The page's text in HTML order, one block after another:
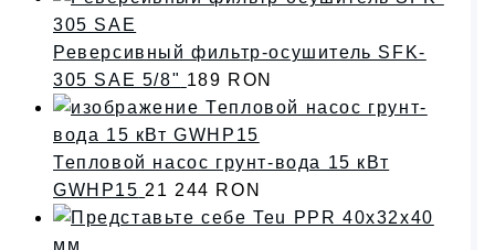
Реверсивный фильтр-осушитель SFK-
305 SAE 5/8" 189 RON
Тепловой насос грунт-вода 15 кВт
GWHP15 21 244 RON